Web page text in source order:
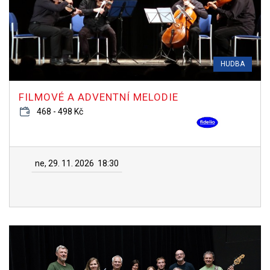
HUDBA
FILMOVÉ A ADVENTNÍ MELODIE
468 - 498 Kč
ne, 29. 11. 2026 18:30